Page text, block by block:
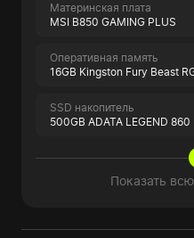
Материнская плата
MSI B850 GAMING PLUS
Оперативная память
16GB Kingston Fury Beast
SSD накопитель
500GB ADATA LEGEND 860
Показать